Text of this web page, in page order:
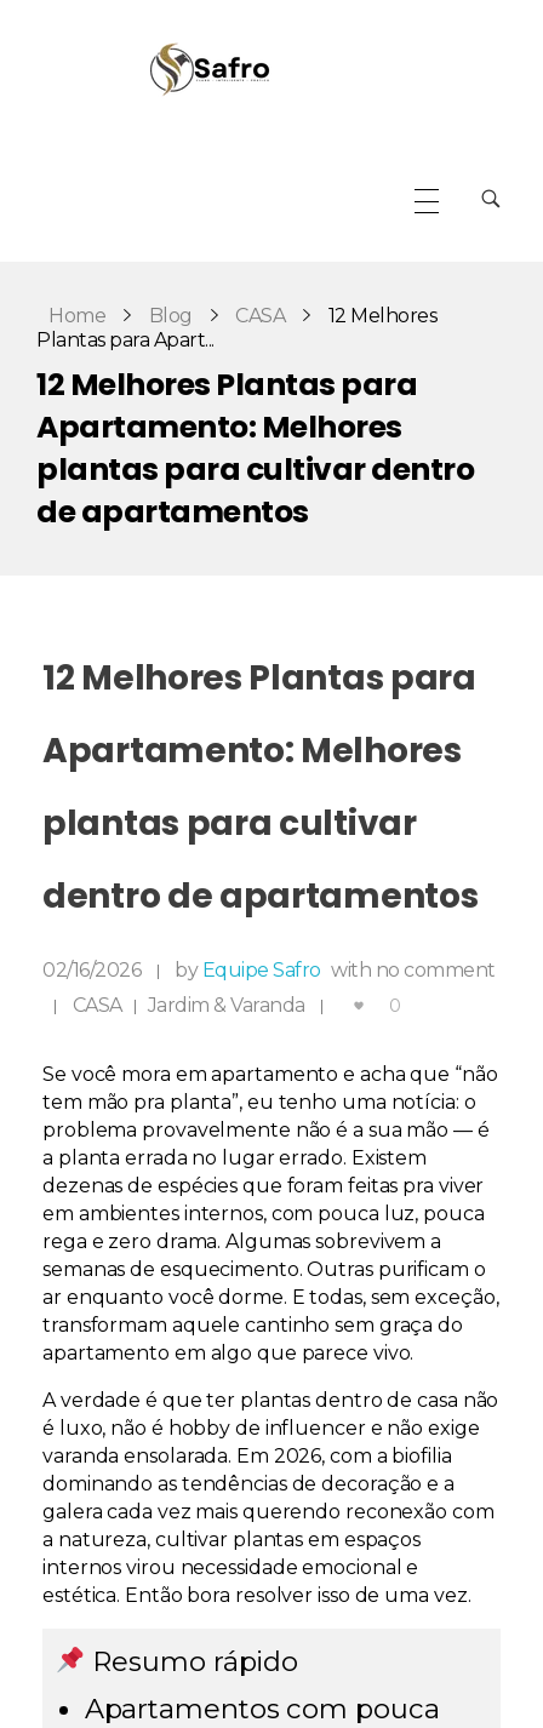
Home Blog CASA
12 Melhores
Plantas para Apart...
12 Melhores Plantas para
Apartamento: Melhores
plantas para cultivar dentro
de apartamentos
12 Melhores Plantas para
Apartamento: Melhores
plantas para cultivar
dentro de apartamentos
02/16/2026 by Equipe Safro with no comment
CASA
Jardim & Varanda 0
Se você mora em apartamento e acha que “não
tem mão pra planta”, eu tenho uma notícia: o
problema provavelmente não é a sua mão — é
a planta errada no lugar errado. Existem
dezenas de espécies que foram feitas pra viver
em ambientes internos, com pouca luz, pouca
rega e zero drama. Algumas sobrevivem a
semanas de esquecimento. Outras purificam o
ar enquanto você dorme. E todas, sem exceção,
transformam aquele cantinho sem graça do
apartamento em algo que parece vivo.
A verdade é que ter plantas dentro de casa não
é luxo, não é hobby de influencer e não exige
varanda ensolarada. Em 2026, com a biofilia
dominando as tendências de decoração e a
galera cada vez mais querendo reconexão com
a natureza, cultivar plantas em espaços
internos virou necessidade emocional e
estética. Então bora resolver isso de uma vez.
Resumo rápido
Apartamentos com pouca